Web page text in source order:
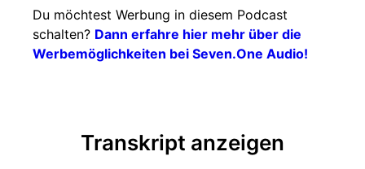
Du möchtest Werbung in diesem Podcast
schalten? Dann erfahre hier mehr über die
Werbemöglichkeiten bei Seven.One Audio!
Transkript anzeigen